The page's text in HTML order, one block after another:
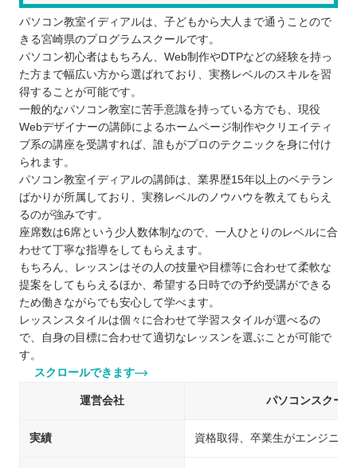
パソコン教室イディアルは、子どもから大人まで通うことので
きる宮崎県のプログラムスクールです。
パソコン初心者はもちろん、Web制作やDTPなどの経験を持っ
た方まで幅広い方から選ばれており、実務レベルのスキルを習
得することが可能です。
一般的なパソコン教室に苦手意識を持っている方でも、現役
Webデザイナーの講師によるホームページ制作やクリエイティ
ブ系の講座を受講すれば、誰もがプロのテクニックを身に付け
られます。
パソコン教室イディアルの講師は、業界歴15年以上のベテラン
ばかりが所属しており、実務レベルのノウハウを教えてもらえ
るのが強みです。
座席数は6席という少人数体制なので、一人ひとりのレベルに合
わせて丁寧な指導をしてもらえます。
もちろん、レッスンはその人の技量や目標等に合わせて柔軟な
提案をしてもらえるほか、希望する日時での予約受講ができる
ため働きながらでも安心して学べます。
レッスンスタイルは個々に合わせて学習スタイルが選べるの
で、自身の目標に合わせて適切なレッスンを選ぶことが可能で
す。
スクロールできます
運営会社 パソコンスクー
実績 資格取得、卒業生がエンジニア